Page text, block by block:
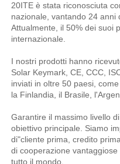
20ITE è stata riconosciuta
nazionale, vantando 24 anni
Attualmente, il 50% dei suoi
internazionale.
I nostri prodotti hanno
Solar Keymark, CE, CCC,
inviati in oltre 50 paesi,
la Finlandia, il Brasile,
Garantire il massimo livello
obiettivo principale. Siamo
di"cliente prima, credito
di cooperazione
tutto il mondo.